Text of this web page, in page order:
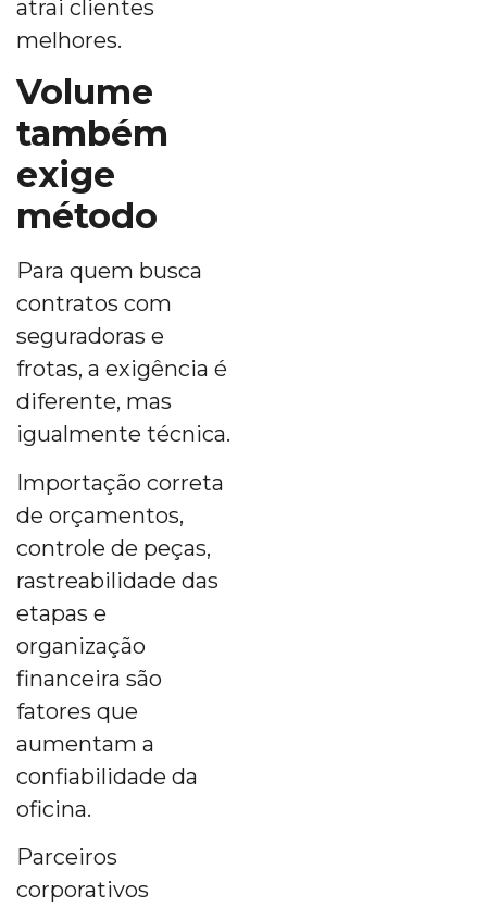
atrai clientes
melhores.
Volume
também
exige
método
Para quem busca
contratos com
seguradoras e
frotas, a exigência é
diferente, mas
igualmente técnica.
Importação correta
de orçamentos,
controle de peças,
rastreabilidade das
etapas e
organização
financeira são
fatores que
aumentam a
confiabilidade da
oficina.
Parceiros
corporativos